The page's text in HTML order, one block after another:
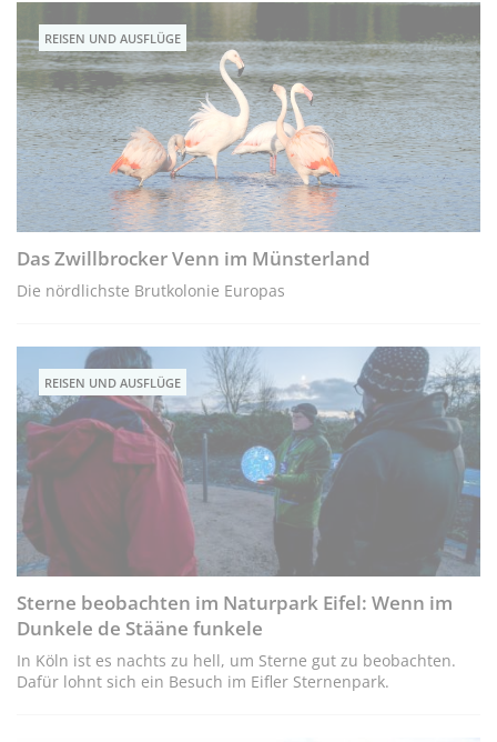
REISEN UND AUSFLÜGE
Das Zwillbrocker Venn im Münster­land
Die nördlichste Brutkolonie Europas
REISEN UND AUSFLÜGE
Sterne beobachten im Naturpark Eifel: Wenn im
Dunkele de Stääne funkele
In Köln ist es nachts zu hell, um Sterne gut zu beobachten.
Dafür lohnt sich ein Besuch im Eifler Sternenpark.